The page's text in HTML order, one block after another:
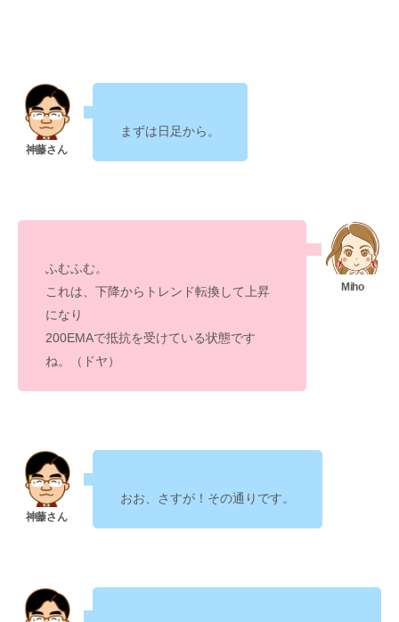
まずは日足から。
ふむふむ。
これは、下降からトレンド転換して上昇
になり
200EMAで抵抗を受けている状態です
ね。（ドヤ）
おお、さすが！その通りです。